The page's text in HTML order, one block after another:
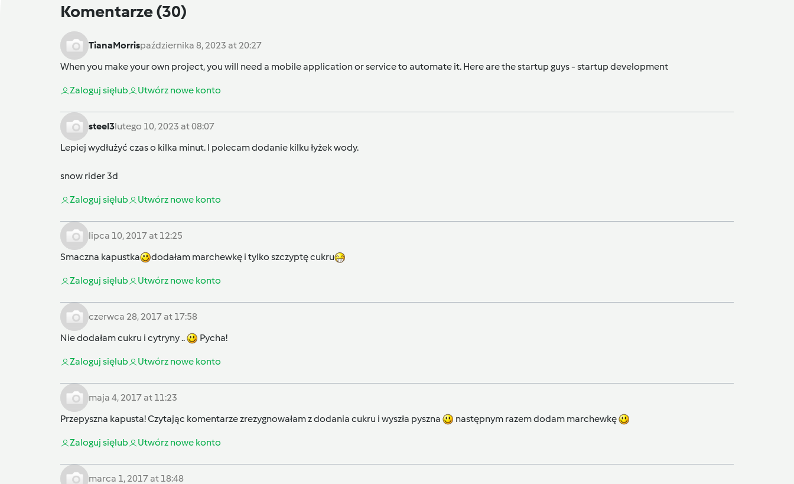
Komentarze(30)
TianaMorrispaździernika 8, 2023 at 20:27
When you make your own project, you will need a mobile application or service to automate it. Here are the startup guys - startup development
Zaloguj sięlub Utwórz nowe konto
steel3lutego 10, 2023 at 08:07
Lepiej wydłużyć czas o kilka minut. I polecam dodanie kilku łyżek wody.
snow rider 3d
Zaloguj sięlub Utwórz nowe konto
lipca 10, 2017 at 12:25
Smaczna kapustka
dodałam marchewkę i tylko szczyptę cukru
Zaloguj sięlub Utwórz nowe konto
czerwca 28, 2017 at 17:58
Nie dodałam cukru i cytryny ..
Pycha!
Zaloguj sięlub Utwórz nowe konto
maja 4, 2017 at 11:23
Przepyszna kapusta! Czytając komentarze zrezygnowałam z dodania cukru i wyszła pyszna
następnym razem dodam marchewkę
Zaloguj sięlub Utwórz nowe konto
marca 1, 2017 at 18:48